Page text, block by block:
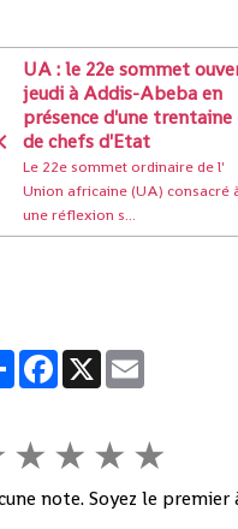
UA : le 22e sommet
jeudi à Addis-Abeba en
présence d'une trentaine
de chefs d'Etat
Le 22e sommet ordinaire de l'
Union africaine (UA) consacré
une réflexion s...
PartagerFacebook
X
★ ★ ★ ★
note. Soyez le